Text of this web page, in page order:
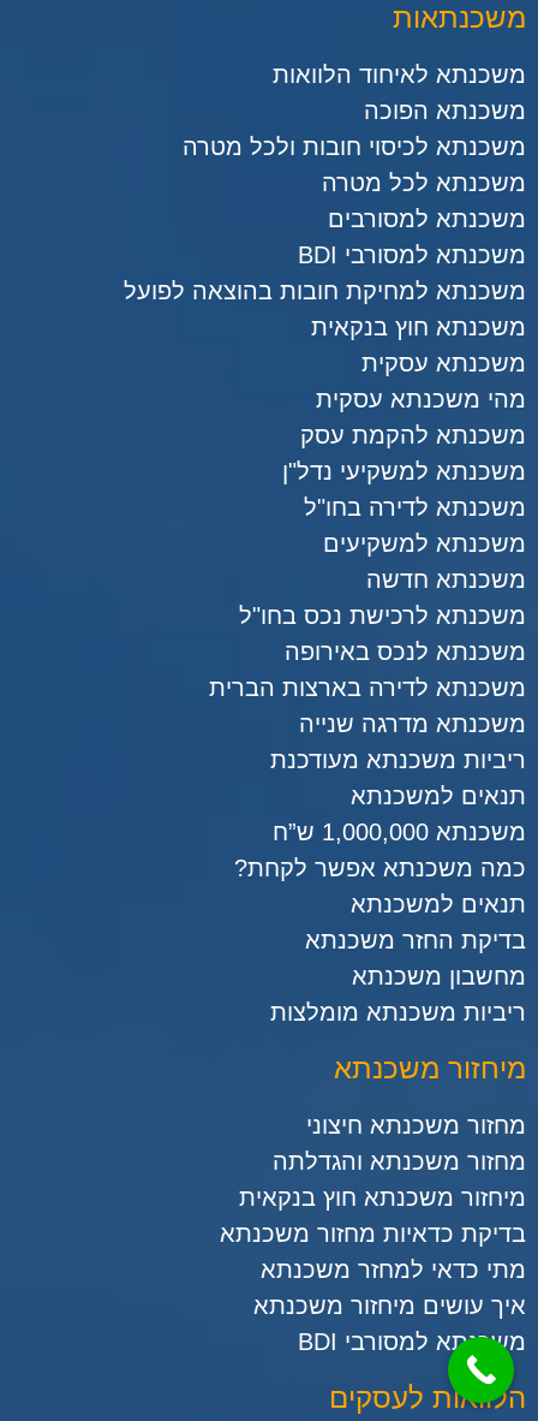
משכנתאות
משכנתא לאיחוד הלוואות
משכנתא הפוכה
משכנתא לכיסוי חובות ולכל מטרה
משכנתא לכל מטרה
משכנתא למסורבים
משכנתא למסורבי BDI
משכנתא למחיקת חובות בהוצאה לפועל
משכנתא חוץ בנקאית
משכנתא עסקית
מהי משכנתא עסקית
משכנתא להקמת עסק
משכנתא למשקיעי נדל"ן
משכנתא לדירה בחו"ל
משכנתא למשקיעים
משכנתא חדשה
משכנתא לרכישת נכס בחו"ל
משכנתא לנכס באירופה
משכנתא לדירה בארצות הברית
משכנתא מדרגה שנייה
ריביות משכנתא מעודכנת
תנאים למשכנתא
משכנתא 1,000,000 ש”ח
כמה משכנתא אפשר לקחת?
תנאים למשכנתא
בדיקת החזר משכנתא
מחשבון משכנתא
ריביות משכנתא מומלצות
מיחזור משכנתא
מחזור משכנתא חיצוני
מחזור משכנתא והגדלתה
מיחזור משכנתא חוץ בנקאית
בדיקת כדאיות מחזור משכנתא
מתי כדאי למחזר משכנתא
איך עושים מיחזור משכנתא
משכנתא למסורבי BDI
הלוואות לעסקים